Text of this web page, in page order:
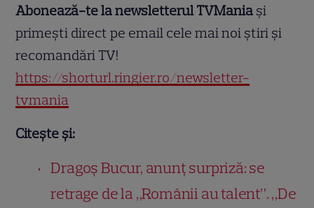
Abonează-te la newsletterul TVMania și
primești direct pe email cele mai noi știri și
recomandări TV!
https://shorturl.ringier.ro/newsletter-
tvmania
Citește și:
Dragoș Bucur, anunț surpriză: se
retrage de la „Românii au talent”. „De